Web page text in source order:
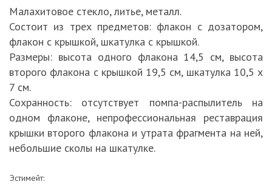
Малахитовое стекло, литье, металл.
Состоит из трех предметов: флакон с дозатором,
флакон с крышкой, шкатулка с крышкой.
Размеры: высота одного флакона 14,5 см, высота
второго флакона с крышкой 19,5 см, шкатулка 10,5 х
7 см.
Сохранность: отсутствует помпа-распылитель на
одном флаконе, непрофессиональная реставрация
крышки второго флакона и утрата фрагмента на ней,
небольшие сколы на шкатулке.
Эстимейт: